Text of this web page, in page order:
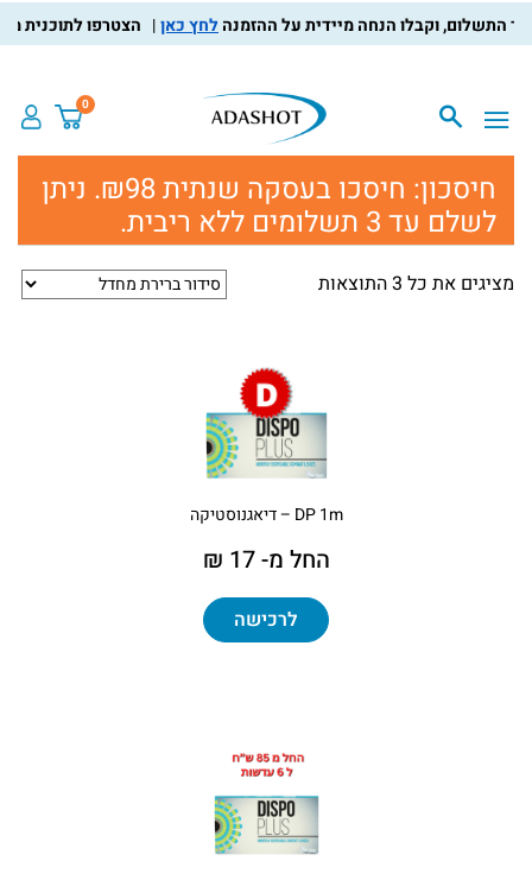
לחץ כאן הצטרפו לתוכנית
0
חיסכון:
חיסכו בעסקה שנתית ₪98. ניתן
לשלם עד 3 תשלומים ללא ריבית.
מציגים את כל ⁦3⁩ התוצאות
DP 1m – דיאגנוסטיקה
החל מ- 17 ₪
לרכישה